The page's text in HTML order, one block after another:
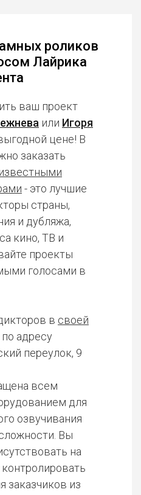
роликов
Лайрика
ваш проект
или Игоря
цене! В
заказать
- это лучшие
страны,
и дубляжа,
кино, ТВ и
проекты
голосами в
в своей
по адресу
переулок, 9
всем
для
озвучивания
Вы
на
заказчиков из